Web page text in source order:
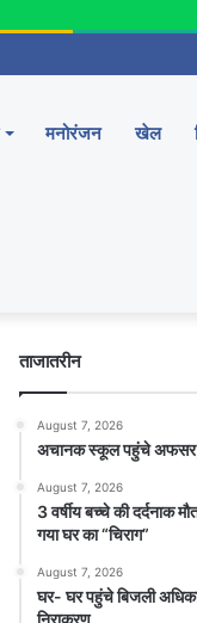
मनोरंजन खेल
ताजातरीन
August 7, 2026
अचानक स्कूल पहुंचे अफसर,
August 7, 2026
3 वर्षीय बच्चे की दर्दनाक
गया घर का “चिराग”
August 7, 2026
घर- घर पहुंचे बिजली
निराकरण